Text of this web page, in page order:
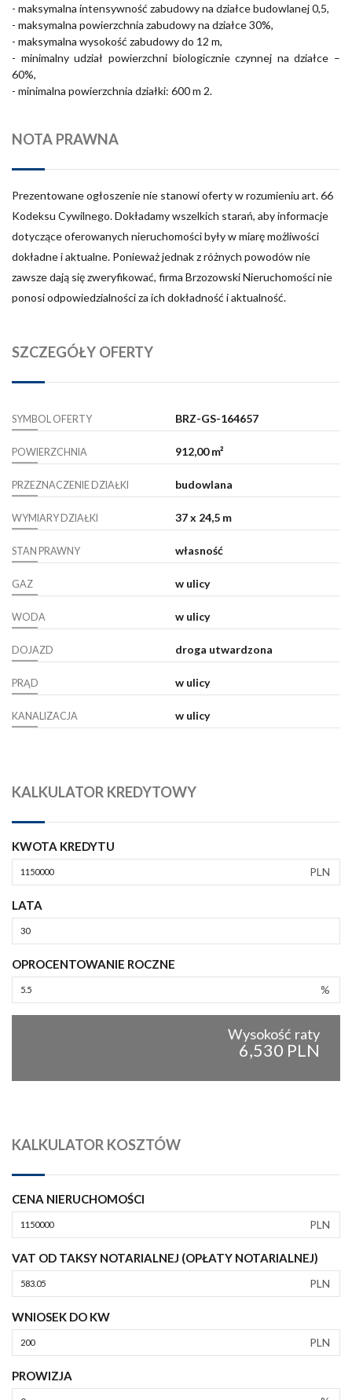
- maksymalna intensywność zabudowy na działce budowlanej 0,5,
- maksymalna powierzchnia zabudowy na działce 30%,
- maksymalna wysokość zabudowy do 12 m,
- minimalny udział powierzchni biologicznie czynnej na działce –
60%,
- minimalna powierzchnia działki: 600 m 2.
NOTA PRAWNA
Prezentowane ogłoszenie nie stanowi oferty w rozumieniu art. 66
Kodeksu Cywilnego. Dokładamy wszelkich starań, aby informacje
dotyczące oferowanych nieruchomości były w miarę możliwości
dokładne i aktualne. Ponieważ jednak z różnych powodów nie
zawsze dają się zweryfikować, firma Brzozowski Nieruchomości nie
ponosi odpowiedzialności za ich dokładność i aktualność.
SZCZEGÓŁY OFERTY
SYMBOL OFERTY BRZ-GS-164657
POWIERZCHNIA 912,00 m²
PRZEZNACZENIE DZIAŁKI budowlana
WYMIARY DZIAŁKI 37 x 24,5 m
STAN PRAWNY własność
GAZ w ulicy
WODA w ulicy
DOJAZD droga utwardzona
PRĄD w ulicy
KANALIZACJA w ulicy
KALKULATOR KREDYTOWY
KWOTA KREDYTU
PLN
LATA
OPROCENTOWANIE ROCZNE
%
Wysokość raty
6,530 PLN
KALKULATOR KOSZTÓW
CENA NIERUCHOMOŚCI
PLN
VAT OD TAKSY NOTARIALNEJ (OPŁATY NOTARIALNEJ)
PLN
WNIOSEK DO KW
PLN
PROWIZJA